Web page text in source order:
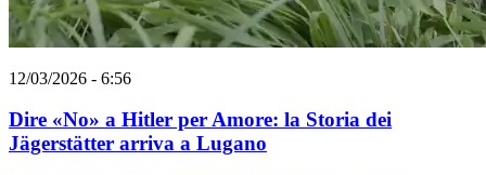
12/03/2026 - 6:56
Dire «No» a Hitler per Amore: la Storia dei
Jägerstätter arriva a Lugano